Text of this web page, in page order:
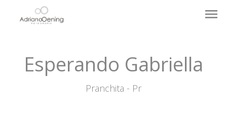
menu
Esperando Gabriella
Pranchita - Pr